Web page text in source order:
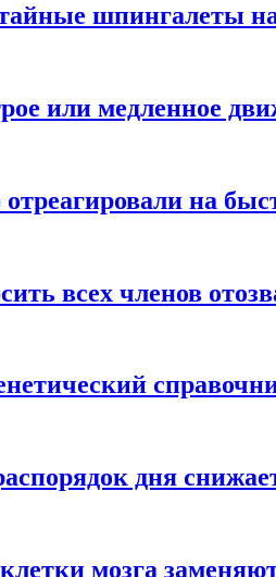
шпингалеты на
или медленное
на
всех членов
дня
мозга